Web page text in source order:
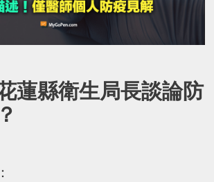
蓮縣衛生局長談論防